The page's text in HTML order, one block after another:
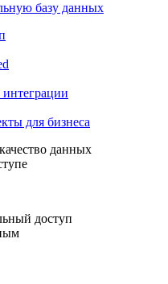
базу данных
для бизнеса
данных
доступ